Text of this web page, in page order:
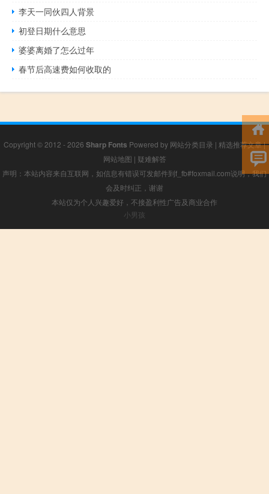
李天一同伙四人背景
初登日期什么意思
婆婆离婚了怎么过年
春节后高速费如何收取的
Copyright © 2012 - 2026 Sharp Fonts Powered by 网站分类目录 | 精选推荐文章|
网站地图 | 疑难解答
声明：本站内容来自互联网，如信息有错误可发邮件到f_fb#foxmail.com说明，我们
会及时纠正，谢谢
本站仅为个人兴趣爱好，不接盈利性广告及商业合作
小男孩